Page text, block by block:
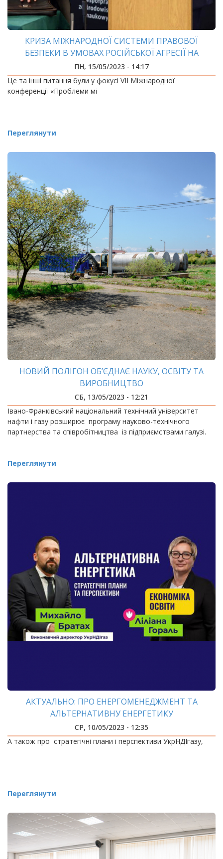
КРИЗА МІЖНАРОДНОЇ СИСТЕМИ ПРАВОВОЇ
БЕЗПЕКИ В УМОВАХ РОСІЙСЬКОЇ АГРЕСІЇ НА
УКРАЇНУ
ПН, 15/05/2023 - 14:17
Це та інші питання були у фокусі VII Міжнародної
конференції «Проблеми мі
Переглянути
НОВИЙ ПОЛІГОН ОБ’ЄДНАЄ НАУКУ, ОСВІТУ ТА
ВИРОБНИЦТВО
СБ, 13/05/2023 - 12:21
Івано-Франківський національний технічний університет
нафти і газу розширює програму науково-технічного
партнерства та співробітництва із підприємствами галузі.
Переглянути
АКТУАЛЬНО: ПРО ЕНЕРГОМЕНЕДЖМЕНТ ТА
АЛЬТЕРНАТИВНУ ЕНЕРГЕТИКУ
СР, 10/05/2023 - 12:35
А також про стратегічні плани і перспективи УкрНДІгазу,
Переглянути